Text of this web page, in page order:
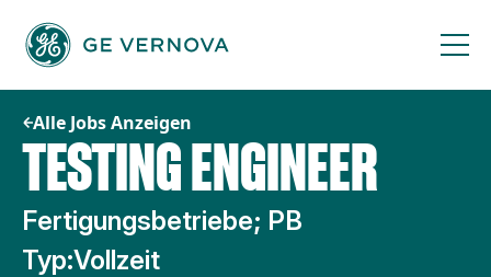
Inhalt
springen
Alle Jobs Anzeigen
TESTING ENGINEER
Fertigungsbetriebe; PB
Typ:Vollzeit